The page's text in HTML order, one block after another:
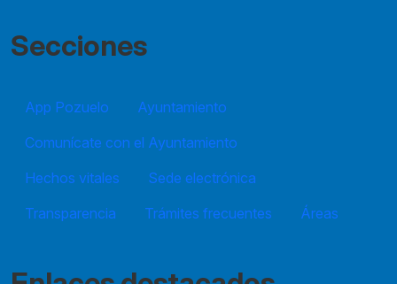
Secciones
App Pozuelo
Ayuntamiento
Comunícate con el Ayuntamiento
Hechos vitales
Sede electrónica
Transparencia
Trámites frecuentes Áreas